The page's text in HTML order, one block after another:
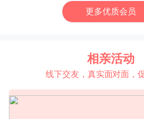
更多优质会员
相亲活动
线下交友，真实面对面，